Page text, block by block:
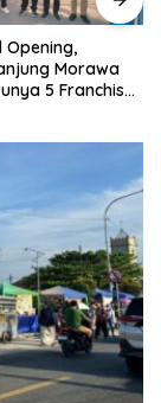
Opening,
Morawa
5 Franchise